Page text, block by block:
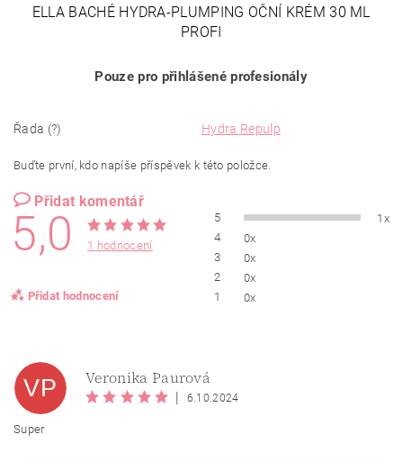
ELLA BACHÉ HYDRA-PLUMPING OČNÍ KRÉM 30 ML
PROFI
Pouze pro přihlášené profesionály
Řada (?) Hydra Repulp
Buďte první, kdo napíše příspěvek k této položce.
Přidat komentář
5,0 1 hodnocení
Přidat hodnocení
5
1x
4
0x
3
0x
2
0x
1
0x
VP Veronika Paurová
6.10.2024
Super